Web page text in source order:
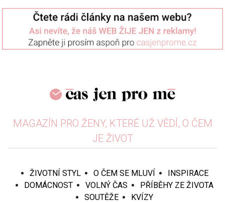
MAGAZÍN PRO ŽENY, KTERÉ UŽ VĚDÍ, O ČEM
JE ŽIVOT
ŽIVOTNÍ STYL O ČEM SE MLUVÍ
INSPIRACE
DOMÁCNOST
VOLNÝ ČAS
PŘÍBĚHY ZE ŽIVOTA
SOUTĚŽE
KVÍZY